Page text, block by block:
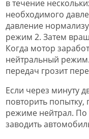
в течение
необходимого
давление
режим 2. Затем
Когда мотор
нейтральный
передач грозит
Если через минуту
повторить
режиме нейтрал.
заводить